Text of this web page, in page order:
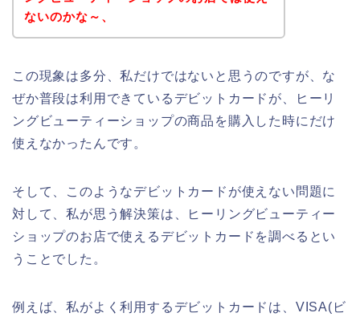
ないのかな～、
この現象は多分、私だけではないと思うのですが、な
ぜか普段は利用できているデビットカードが、ヒーリ
ングビューティーショップの商品を購入した時にだけ
使えなかったんです。
そして、このようなデビットカードが使えない問題に
対して、私が思う解決策は、ヒーリングビューティー
ショップのお店で使えるデビットカードを調べるとい
うことでした。
例えば、私がよく利用するデビットカードは、VISA(ビ